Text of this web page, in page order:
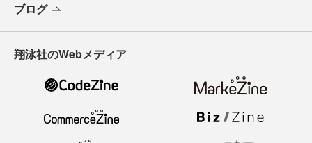
ブログ
翔泳社のWebメディア